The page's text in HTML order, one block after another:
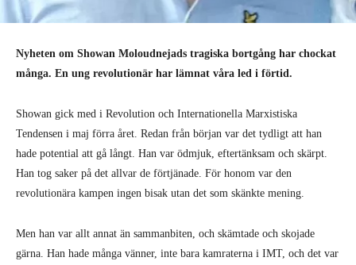
Nyheten om Showan Moloudnejads tragiska bortgång har chockat
många. En ung revolutionär har lämnat våra led i förtid.
Showan gick med i Revolution och Internationella Marxistiska
Tendensen i maj förra året. Redan från början var det tydligt att han
hade potential att gå långt. Han var ödmjuk, eftertänksam och skärpt.
Han tog saker på det allvar de förtjänade. För honom var den
revolutionära kampen ingen bisak utan det som skänkte mening.
Men han var allt annat än sammanbiten, och skämtade och skojade
gärna. Han hade många vänner, inte bara kamraterna i IMT, och det var